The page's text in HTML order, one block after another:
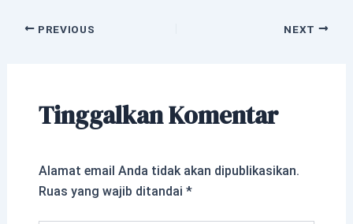
PREVIOUS NEXT
Tinggalkan Komentar
Alamat email Anda tidak akan dipublikasikan.
Ruas yang wajib ditandai *